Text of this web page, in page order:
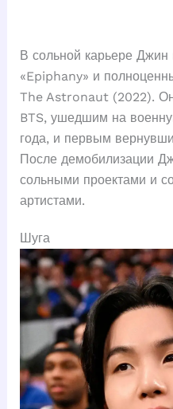
В сольной карьере
«Epiphany» и
The Astronaut (2022).
BTS, ушедшим на
года, и первым
После демобилизации
сольными проектами и
артистами.
Шуга